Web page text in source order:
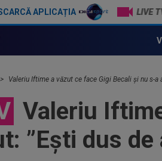
APLICAȚIA LIVE
Valeriu Iftime a văzut ce face Gigi Becali și nu s-a
Valeriu
”Ești dus de